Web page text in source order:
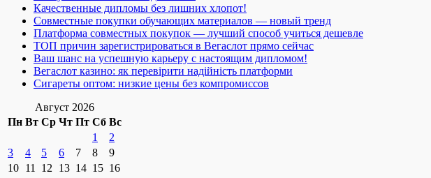
Качественные дипломы без лишних хлопот!
Совместные покупки обучающих материалов — новый тренд
Платформа совместных покупок — лучший способ учиться дешевле
ТОП причин зарегистрироваться в Вегаслот прямо сейчас
Ваш шанс на успешную карьеру с настоящим дипломом!
Вегаслот казино: як перевірити надійність платформи
Сигареты оптом: низкие цены без компромиссов
Август 2026
Пн Вт Ср Чт Пт Сб Вс
1
2
3
4 5 6 7 8
9
10 11 12 13 14 15 16